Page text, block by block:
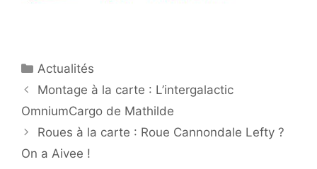
Catégories
Actualités
Montage à la carte : L’intergalactic
OmniumCargo de Mathilde
Roues à la carte : Roue Cannondale Lefty ?
On a Aivee !